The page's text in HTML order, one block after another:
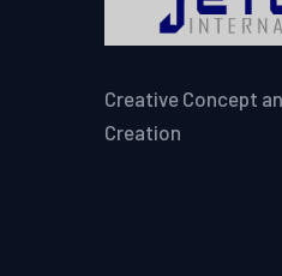
Creative Concept
Creation